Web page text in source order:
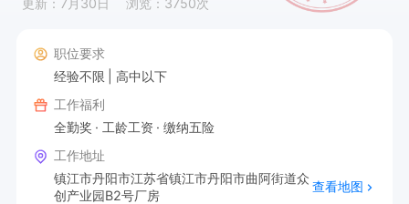
更新：7月30日
浏览：3750次
职位要求
经验不限
高中以下
工作福利
全勤奖
工龄工资
缴纳五险
工作地址
镇江市丹阳市江苏省镇江市丹阳市曲阿街道众
创产业园B2号厂房
查看地图